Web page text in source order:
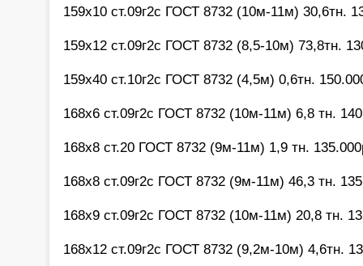
159х10 ст.09г2с ГОСТ 8732 (10м-11м) 30,6тн.
159х12 ст.09г2с ГОСТ 8732 (8,5-10м) 73,8тн.
159х40 ст.10г2с ГОСТ 8732 (4,5м) 0,6тн.
168х6 ст.09г2с ГОСТ 8732 (10м-11м) 6,8 тн.
168х8 ст.20 ГОСТ 8732 (9м-11м) 1,9 тн.
168х8 ст.09г2с ГОСТ 8732 (9м-11м) 46,3 тн.
168х9 ст.09г2с ГОСТ 8732 (10м-11м) 20,8 тн.
168х12 ст.09г2с ГОСТ 8732 (9,2м-10м) 4,6тн.